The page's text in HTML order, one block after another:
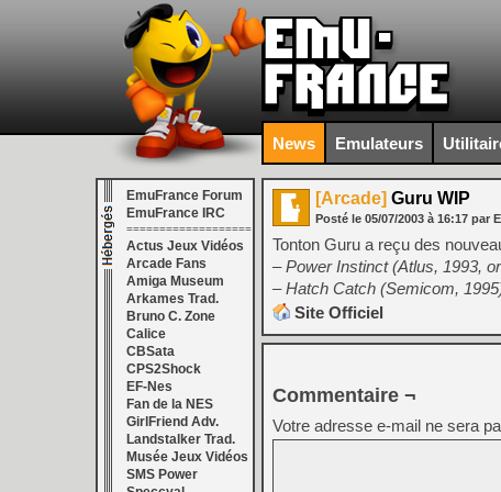
News Emulateurs
EmuFrance Forum
EmuFrance IRC
===================
Actus Jeux Vidéos
Arcade Fans
Amiga Museum
Arkames Trad.
Bruno C. Zone
Calice
CBSata
CPS2Shock
EF-Nes
Fan de la NES
GirlFriend Adv.
Landstalker Trad.
Musée Jeux Vidéos
SMS Power
[Arcade] Guru WIP
Posté le 05/07/2003 à 16:17 par
Tonton Guru a reçu des
– Power Instinct (Atlus, 1993,
– Hatch Catch (Semicom,
Site Officiel
Commentaire ¬
Votre adresse e-mail ne sera